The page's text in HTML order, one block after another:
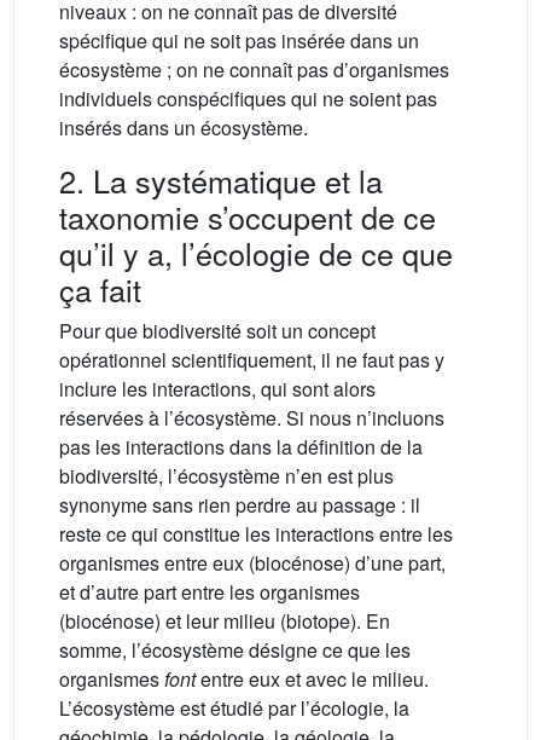
niveaux : on ne connaît pas de diversité
spécifique qui ne soit pas insérée dans un
écosystème ; on ne connaît pas d’organismes
individuels conspécifiques qui ne soient pas
insérés dans un écosystème.
2. La systématique et la
taxonomie s’occupent de ce
qu’il y a, l’écologie de ce que
ça fait
Pour que biodiversité soit un concept
opérationnel scientifiquement, il ne faut pas y
inclure les interactions, qui sont alors
réservées à l’écosystème. Si nous n’incluons
pas les interactions dans la définition de la
biodiversité, l’écosystème n’en est plus
synonyme sans rien perdre au passage : il
reste ce qui constitue les interactions entre les
organismes entre eux (biocénose) d’une part,
et d’autre part entre les organismes
(biocénose) et leur milieu (biotope). En
somme, l’écosystème désigne ce que les
organismesfontentre eux et avec le milieu.
L’écosystème est étudié par l’écologie, la